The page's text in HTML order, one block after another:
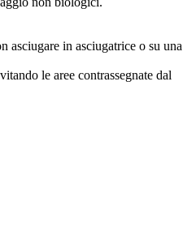
asciugare in asciugatrice o su una
le aree contrassegnate dal